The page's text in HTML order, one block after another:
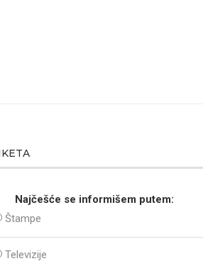
Najčešće se informišem putem:
Štampe
Televizije